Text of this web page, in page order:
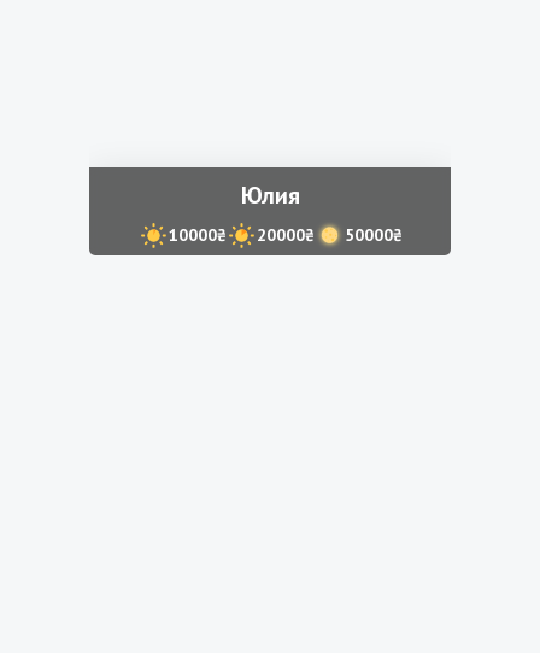
Юлия
10000₴ 20000₴ 50000₴